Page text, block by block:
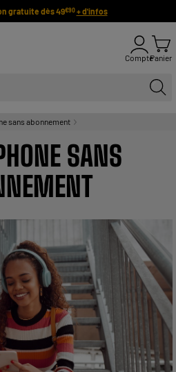
gratuite dès 49€90 + d'infos
ComptePanier
sans abonnement
SANS